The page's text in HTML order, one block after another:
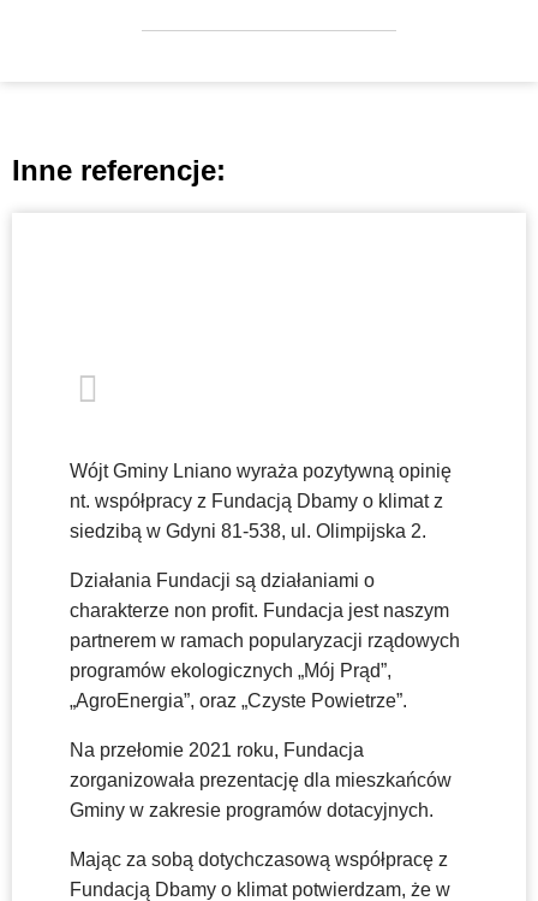
Inne referencje:
Wójt Gminy Lniano wyraża pozytywną opinię
nt. współpracy z Fundacją Dbamy o klimat z
siedzibą w Gdyni 81-538, ul. Olimpijska 2.
Działania Fundacji są działaniami o
charakterze non profit. Fundacja jest naszym
partnerem w ramach popularyzacji rządowych
programów ekologicznych „Mój Prąd”,
„AgroEnergia”, oraz „Czyste Powietrze”.
Na przełomie 2021 roku, Fundacja
zorganizowała prezentację dla mieszkańców
Gminy w zakresie programów dotacyjnych.
Mając za sobą dotychczasową współpracę z
Fundacją Dbamy o klimat potwierdzam, że w